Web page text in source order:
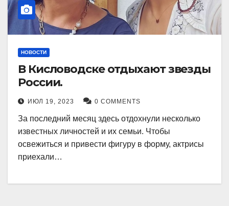
НОВОСТИ
В Кисловодске отдыхают звезды
России.
ИЮЛ 19, 2023 0 COMMENTS
За последний месяц здесь отдохнули несколько
известных личностей и их семьи. Чтобы
освежиться и привести фигуру в форму, актрисы
приехали…